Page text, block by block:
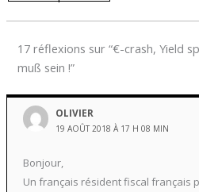
17 réflexions sur “€-crash, Yield
muß sein !”
OLIVIER
19 AOÛT 2018 À 17 H 08 MIN
Bonjour,
Un français résident fiscal français